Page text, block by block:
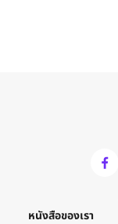
หนังสือของเรา